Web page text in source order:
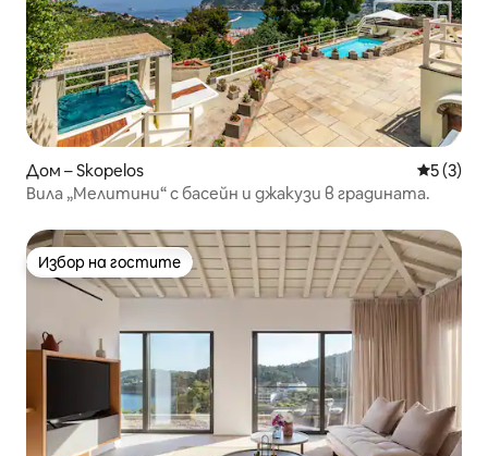
Дом – Skopelos Средна
5 (3)
Вила „Мелитини“ с басейн и джакузи в градината.
Избор на гостите
Избор на гостите